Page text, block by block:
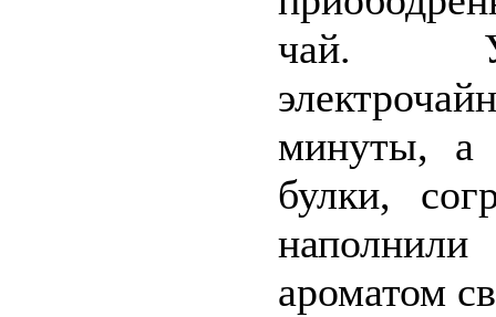
чай.
минуты, а
булки,
ароматом